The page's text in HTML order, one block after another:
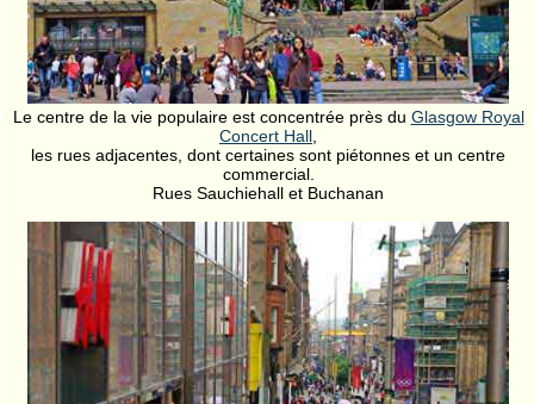
Le centre de la vie populaire est concentrée près du Glasgow Royal
Concert Hall
les rues adjacentes, dont certaines sont piétonnes et un centre
commercial.
Rues Sauchiehall et Buchanan